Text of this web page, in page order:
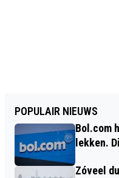
POPULAIR NIEUWS
Bol.com
lekken.
Zóveel